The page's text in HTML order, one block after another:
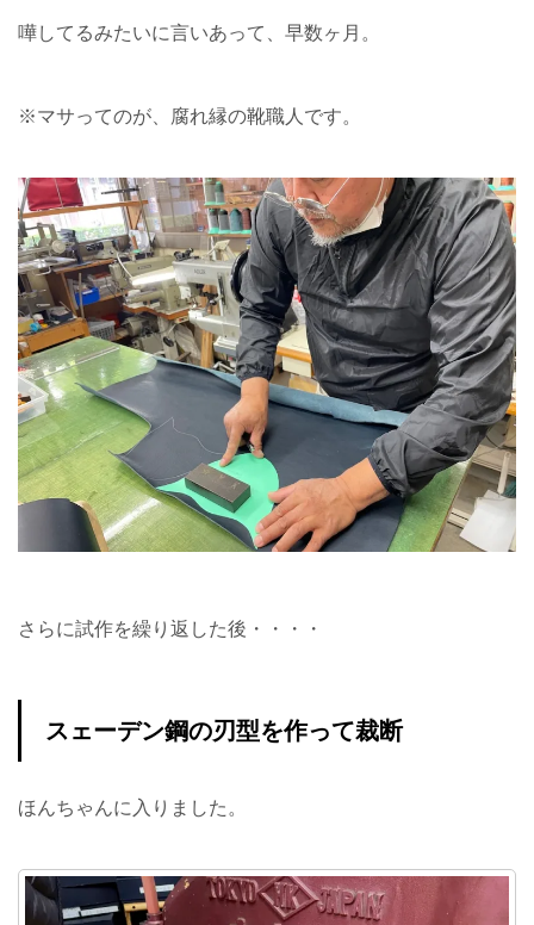
嘩してるみたいに言いあって、早数ヶ月。
※マサってのが、腐れ縁の靴職人です。
さらに試作を繰り返した後・・・・
スェーデン鋼の刃型を作って裁断
ほんちゃんに入りました。